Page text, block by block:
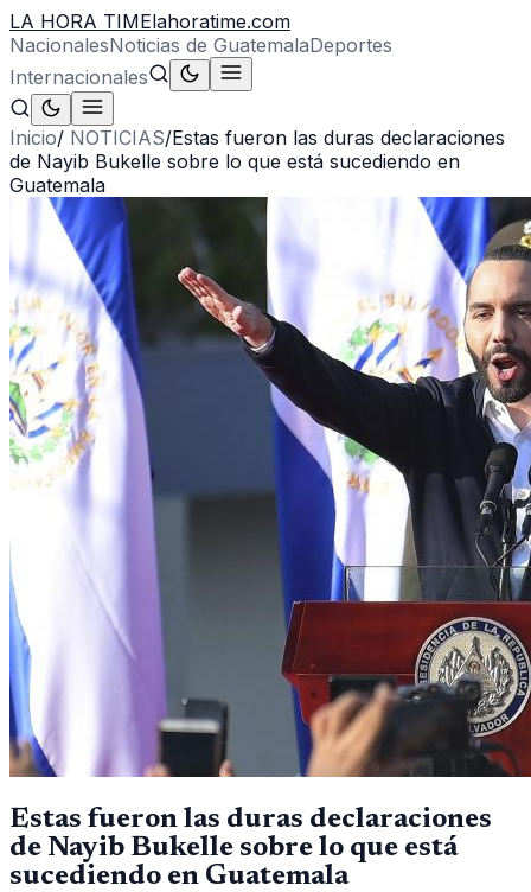
LA HORA TIMElahoratime.com
NacionalesNoticias de GuatemalaDeportes
Internacionales
Inicio/ NOTICIAS/Estas fueron las duras declaraciones
de Nayib Bukelle sobre lo que está sucediendo en
Guatemala
Estas fueron las duras declaraciones
de Nayib Bukelle sobre lo que está
sucediendo en Guatemala